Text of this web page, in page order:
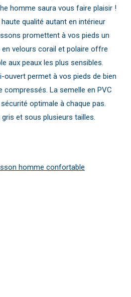
homme saura vous faire plaisir !
qualité autant en intérieur
promettent à vos pieds un
en velours corail et polaire offre
aux peaux les plus sensibles.
ouvert permet à vos pieds de bien
compressés. La semelle en PVC
optimale à chaque pas.
et sous plusieurs tailles.
homme confortable